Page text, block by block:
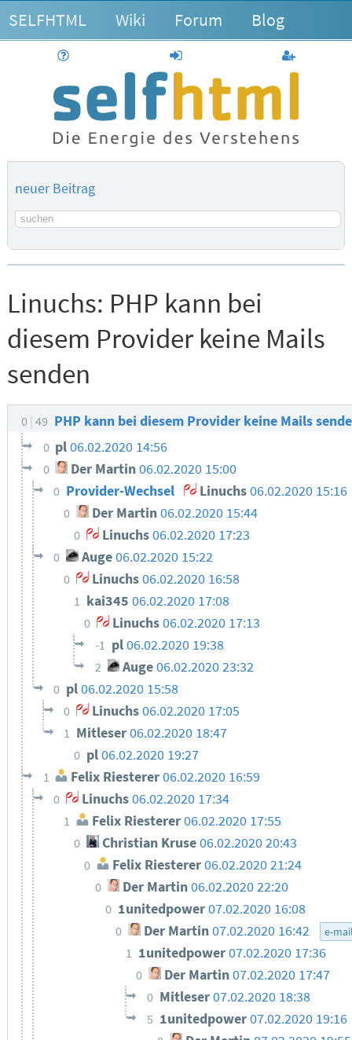
SELFHTML Wiki Forum Blog
anmelden
neuer Beitrag
Suchbegriff
Linuchs: PHP kann bei
diesem Provider keine Mails
senden
0 49 PHP kann bei diesem Provider keine Mails
0 pl06.02.2020 14:56
0 Der Martin06.02.2020 15:00
0 Provider-Wechsel Linuchs06.02.2020 15:16
0 Der Martin06.02.2020 15:44
0 Linuchs06.02.2020 17:23
0 Auge 06.02.2020 15:22
0 Linuchs06.02.2020 16:58
1 kai34506.02.2020 17:08
0 Linuchs06.02.2020 17:13
-1 pl06.02.2020 19:38
2 Auge06.02.2020 23:32
0 pl06.02.2020 15:58
0 Linuchs06.02.2020 17:05
1 Mitleser06.02.2020 18:47
0 pl06.02.2020 19:27
1 Felix Riesterer06.02.2020 16:59
0 Linuchs 06.02.2020 17:34
1 Felix Riesterer06.02.2020 17:55
0 Christian Kruse06.02.2020 20:43
0 Felix Riesterer06.02.2020 21:24
0 Der Martin06.02.2020 22:20
0 1unitedpower07.02.2020 16:08
0 Der Martin07.02.2020 16:42 e-
1 1unitedpower07.02.2020 17:36
0 Der Martin07.02.2020 17:47
0 Mitleser07.02.2020 18:38
5 1unitedpower07.02.2020 19:16